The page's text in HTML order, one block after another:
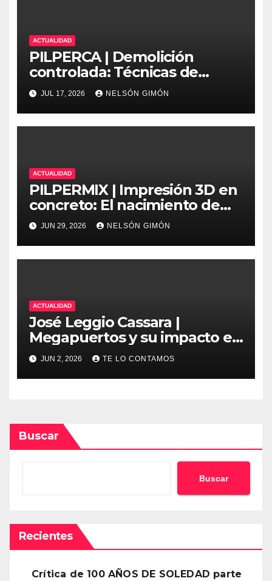
ACTUALIDAD
PILPERCA | Demolición
controlada: Técnicas de
precisión y protocolos de
seguridad en la ingeniería
moderna
JUL 17, 2026 NELSÓN GIMÓN
ACTUALIDAD
PILPERMIX | Impresión 3D en
concreto: El nacimiento de
una nueva era arquitectónica
automatizada
JUN 29, 2026 NELSÓN GIMÓN
ACTUALIDAD
José Leggio Cassara |
Megapuertos y su impacto en
el turismo y el comercio
global
JUN 2, 2026 TE LO CONTAMOS
Buscar
Buscar
Recientes
Crítica de 100 AÑOS DE SOLEDAD parte